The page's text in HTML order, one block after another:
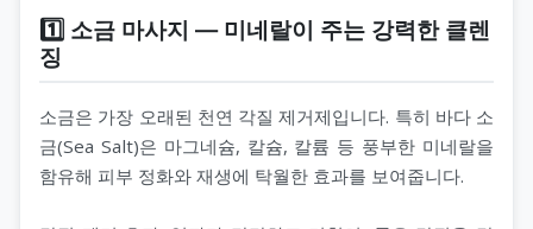
1️⃣ 소금 마사지 — 미네랄이 주는 강력한 클렌
징
소금은 가장 오래된 천연 각질 제거제입니다. 특히 바다 소
금(Sea Salt)은 마그네슘, 칼슘, 칼륨 등 풍부한 미네랄을
함유해 피부 정화와 재생에 탁월한 효과를 보여줍니다.